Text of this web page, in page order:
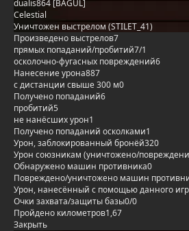
dualis864 [BAGUL]
Celestial
Уничтожен выстрелом (STILET_41)
Произведено выстрелов7
прямых попаданий/пробитий7/1
осколочно-фугасных повреждений6
Нанесение урона887
с дистанции свыше 300 м0
Получено попаданий6
пробитий5
не нанёсших урон1
Получено попаданий осколками1
Урон, заблокированный бронёй320
Урон союзникам (уничтожено/
Обнаружено машин противника0
Повреждено/уничтожено машин
Урон, нанесённый с помощью данного
Очки захвата/защиты базы0/0
Пройдено километров1,67
Закрыть